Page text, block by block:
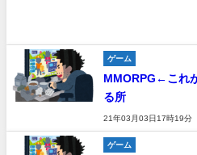
ゲーム
MMORPG←これ
る所
21年03月03日17時19分
ゲーム